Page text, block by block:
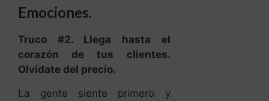
Emociones.
Truco #2. Llega hasta el
corazón de tus clientes.
Olvídate del precio.
La gente siente primero y